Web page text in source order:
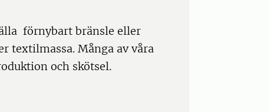
förnybart bränsle eller
textilmassa. Många av våra
och skötsel.